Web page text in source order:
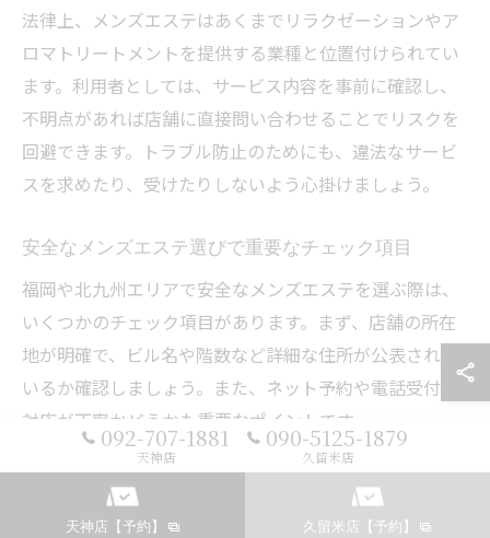
法律上、メンズエステはあくまでリラクゼーションやア
ロマトリートメントを提供する業種と位置付けられてい
ます。利用者としては、サービス内容を事前に確認し、
不明点があれば店舗に直接問い合わせることでリスクを
回避できます。トラブル防止のためにも、違法なサービ
スを求めたり、受けたりしないよう心掛けましょう。
安全なメンズエステ選びで重要なチェック項目
福岡や北九州エリアで安全なメンズエステを選ぶ際は、
いくつかのチェック項目があります。まず、店舗の所在
地が明確で、ビル名や階数など詳細な住所が公表されて
いるか確認しましょう。また、ネット予約や電話受付の
対応が丁寧かどうかも重要なポイントです。
次に、在籍しているセラピストの情報やプロフィール写
真が掲載されているかも確認しましょう。さらに、コー
ス内容や料金体系が明確で、追加料金や不明瞭なオプシ
092-707-1881
天神店
090-5125-1879
久留米店
天神店【予約】 久留米店【予約】